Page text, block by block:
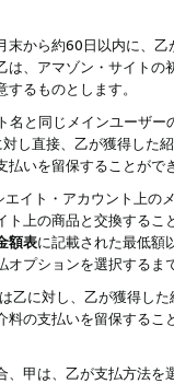
から約60日以内に、
、アマゾン・サイト
るものとします。
と同じメインユーザー
し直接、乙が獲得し
いを留保することがで
ト・アカウント上の
上の商品と交換する
額表に記載された最低額
プションを選択するま
に対し、乙が獲得し
の支払いを留保する
甲は、乙が支払方法